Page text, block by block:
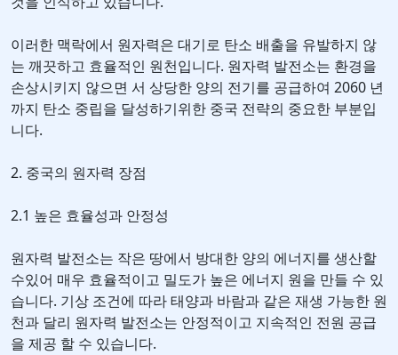
이러한 맥락에서 원자력은 대기로 탄소 배출을 유발하지 않
는 깨끗하고 효율적인 원천입니다. 원자력 발전소는 환경을
손상시키지 않으면 서 상당한 양의 전기를 공급하여 2060 년
까지 탄소 중립을 달성하기위한 중국 전략의 중요한 부분입
니다.
2. 중국의 원자력 장점
2.1 높은 효율성과 안정성
원자력 발전소는 작은 땅에서 방대한 양의 에너지를 생산할
수있어 매우 효율적이고 밀도가 높은 에너지 원을 만들 수 있
습니다. 기상 조건에 따라 태양과 바람과 같은 재생 가능한 원
천과 달리 원자력 발전소는 안정적이고 지속적인 전원 공급
을 제공 할 수 있습니다.